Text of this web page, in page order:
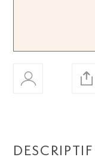
DESCRIPTIF